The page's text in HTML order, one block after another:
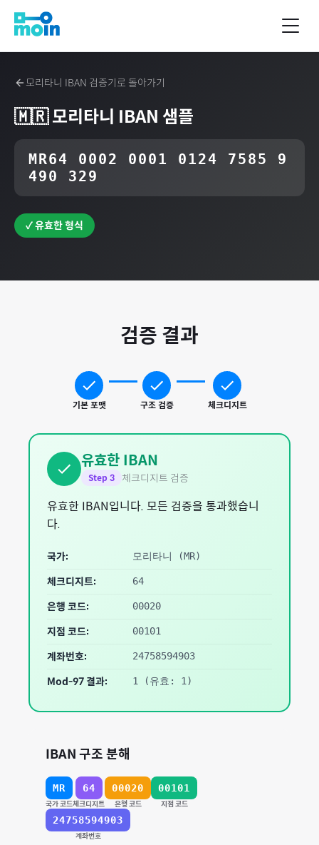
모리타니 IBAN 검증기로 돌아가기
🇲🇷 모리타니 IBAN 샘플
MR64 0002 0001 0124 7585 9
490 329
✓ 유효한 형식
검증 결과
기본 포맷 구조 검증 체크디지트
유효한 IBAN
Step 3 체크디지트 검증
유효한 IBAN입니다. 모든 검증을 통과했습니
다.
국가: 모리타니 (MR)
체크디지트: 64
은행 코드: 00020
지점 코드: 00101
계좌번호: 24758594903
Mod-97 결과: 1 (유효: 1)
IBAN 구조 분해
MR
국가 코드
64
체크디지트
00020
은행 코드
00101
지점 코드
24758594903
계좌번호